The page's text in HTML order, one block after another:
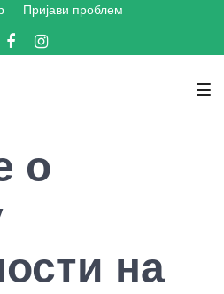
Пријави проблем
FacebookInstagram
о
на